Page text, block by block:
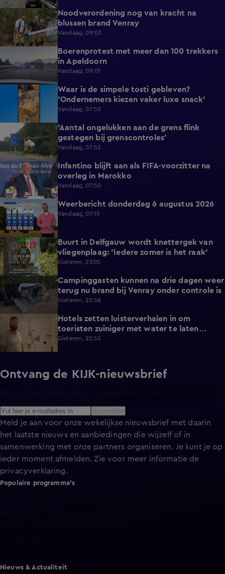
1:14
Noodverordening nog van kracht na
blussen brand Venray
Vandaag, 09:03
Boerenprotest met meer dan 100 trekkers
in Apeldoorn
Vandaag, 09:01
Waar is de simpele tosti gebleven?
'Ondernemers kiezen vaker luxe snack'
Vandaag, 07:55
'Aantal ongelukken aan de grens flink
gestegen bij grenscontroles'
Vandaag, 07:52
0:29
Infantino blijft aan als FIFA-voorzitter na
overleg in Marokko
Vandaag, 07:50
2:20 Weerbericht donderdag 6 augustus 2026
Vandaag, 07:15
2:07
Buurt in Delfgauw wordt knettergek van
vliegenplaag: 'Iedere zomer is het raak'
Gisteren, 23:05
2:25
Campinggasten kunnen na drie dagen weer
terug nu brand bij Venray onder controle is
Gisteren, 22:58
2:15
Hotels zetten luisterverhalen in om
toeristen zuiniger met water te laten
omgaan
Gisteren, 22:55
Ontvang de KIJK-nieuwsbrief
Meld je aan voor onze wekelijkse nieuwsbrief met daarin
het laatste nieuws en aanbiedingen die wijzelf of in
samenwerking met onze partners organiseren. Je kunt je op
ieder moment afmelden. Zie voor meer informatie de
privacyverklaring.
Populaire programma's
Nieuws & Actualiteit